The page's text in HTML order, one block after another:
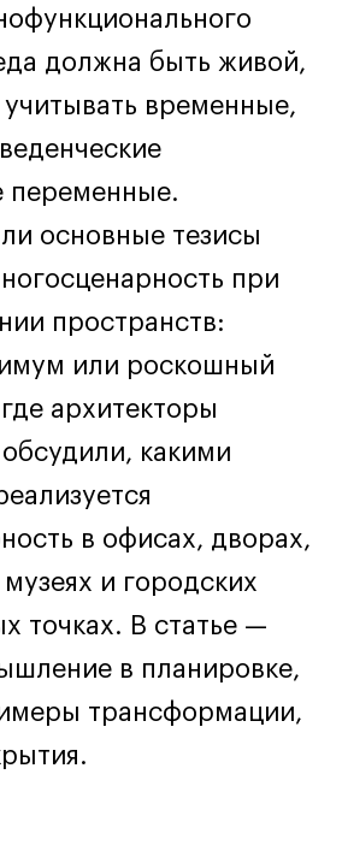
лидов
должна быть живой,
временные,
переменные.
основные тезисы
при
пространств:
или роскошный
архитекторы
какими
в офисах, дворах,
и городских
точках. В статье —
в планировке,
трансформации,